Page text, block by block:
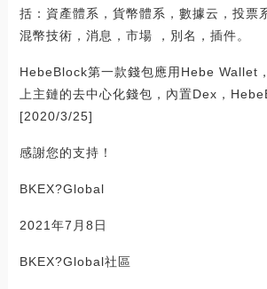
括：資產體系，貨幣體系，數據云，投票
混幣技術，消息，市場 ，別名，插件。
HebeBlock第一款錢包應用Hebe Wallet
上主鏈的去中心化錢包，內置Dex，
[2020/3/25]
感謝您的支持！
BKEX?Global
2021年7月8日
BKEX?Global社區